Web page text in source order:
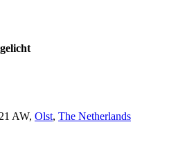
AW, Olst, The Netherlands